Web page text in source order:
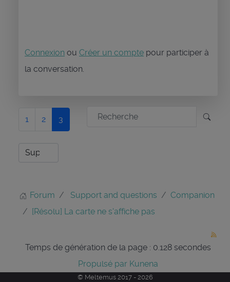
Connexion ou Créer un compte pour participer à
la conversation.
1 2 3
Forum Support and questions
Companion
[Résolu] La carte ne s'affiche pas
Temps de génération de la page : 0.128 secondes
Propulsé par Kunena
© Meltemus 2017 - 2026